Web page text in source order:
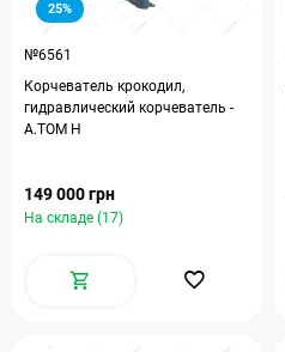
25%
№6561
Корчеватель крокодил,
гидравлический корчеватель -
A.TOM H
149 000 грн
На складе (17)